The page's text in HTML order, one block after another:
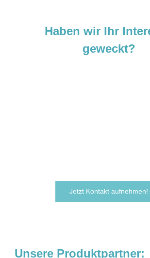
Haben wir Ihr
geweckt?
Jetzt Kontakt aufnehmen!
Unsere Produktpartner: